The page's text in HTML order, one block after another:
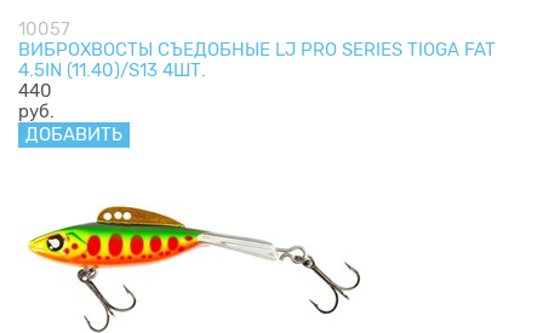
10057
ВИБРОХВОСТЫ СЪЕДОБНЫЕ LJ PRO SERIES TIOGA FAT
4.5IN (11.40)/S13 4ШТ.
440
руб.
ДОБАВИТЬ